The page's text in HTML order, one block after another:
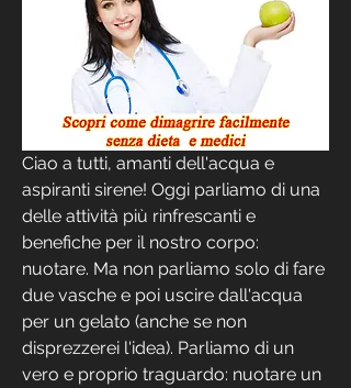
Ciao a tutti, amanti dell'acqua e
aspiranti sirene! Oggi parliamo di una
delle attività più rinfrescanti e
benefiche per il nostro corpo:
nuotare. Ma non parliamo solo di fare
due vasche e poi uscire dall'acqua
per un gelato (anche se non
disprezzerei l'idea). Parliamo di un
vero e proprio traguardo: nuotare un